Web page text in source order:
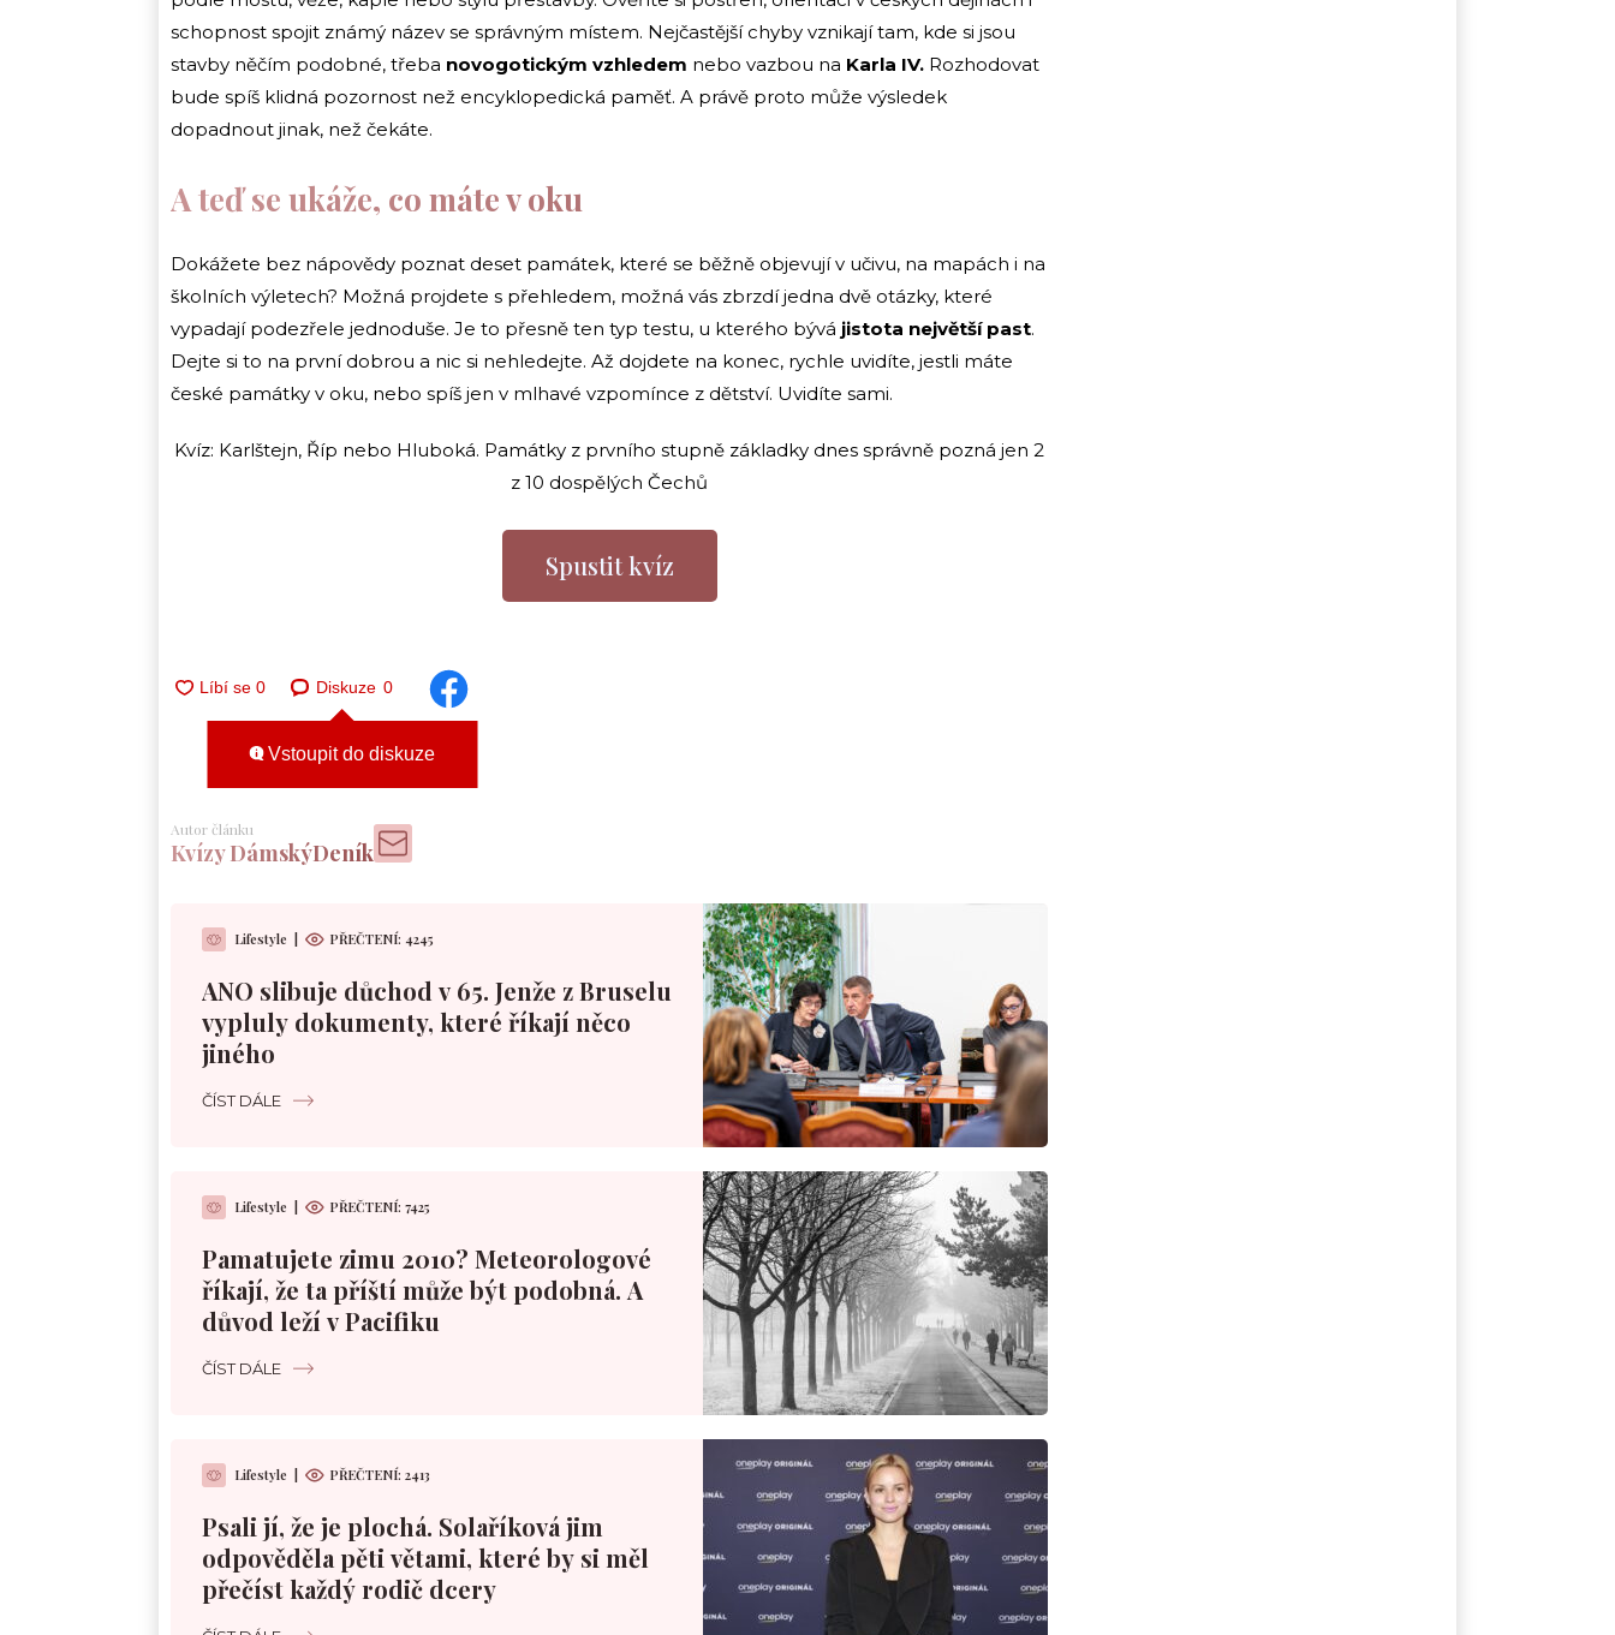
schopnost spojit známý název se správným místem. Nejčastější chyby vznikají tam, kde si jsou
stavby něčím podobné, třeba novogotickým vzhledem nebo vazbou na Karla IV. Rozhodovat
bude spíš klidná pozornost než encyklopedická paměť. A právě proto může výsledek
dopadnout jinak, než čekáte.
A teď se ukáže, co máte v oku
Dokážete bez nápovědy poznat deset památek, které se běžně objevují v učivu, na mapách i na
školních výletech? Možná projdete s přehledem, možná vás zbrzdí jedna dvě otázky, které
vypadají podezřele jednoduše. Je to přesně ten typ testu, u kterého bývá jistota největší past.
Dejte si to na první dobrou a nic si nehledejte. Až dojdete na konec, rychle uvidíte, jestli máte
české památky v oku, nebo spíš jen v mlhavé vzpomínce z dětství. Uvidíte sami.
Kvíz: Karlštejn, Říp nebo Hluboká. Památky z prvního stupně základky dnes správně pozná jen 2
z 10 dospělých Čechů
Spustit kvíz
Diskuze 0
Vstoupit do diskuze
Autor článku
Kvízy DámskýDeník
Lifestyle PŘEČTENÍ: 4245
ANO slibuje důchod v 65. Jenže z Bruselu
vypluly dokumenty, které říkají něco
jiného
ČÍST DÁLE
Lifestyle PŘEČTENÍ: 7425
Pamatujete zimu 2010? Meteorologové
říkají, že ta příští může být podobná. A
důvod leží v Pacifiku
ČÍST DÁLE
Lifestyle PŘEČTENÍ: 2413
Psali jí, že je plochá. Solaříková jim
odpověděla pěti větami, které by si měl
přečíst každý rodič dcery